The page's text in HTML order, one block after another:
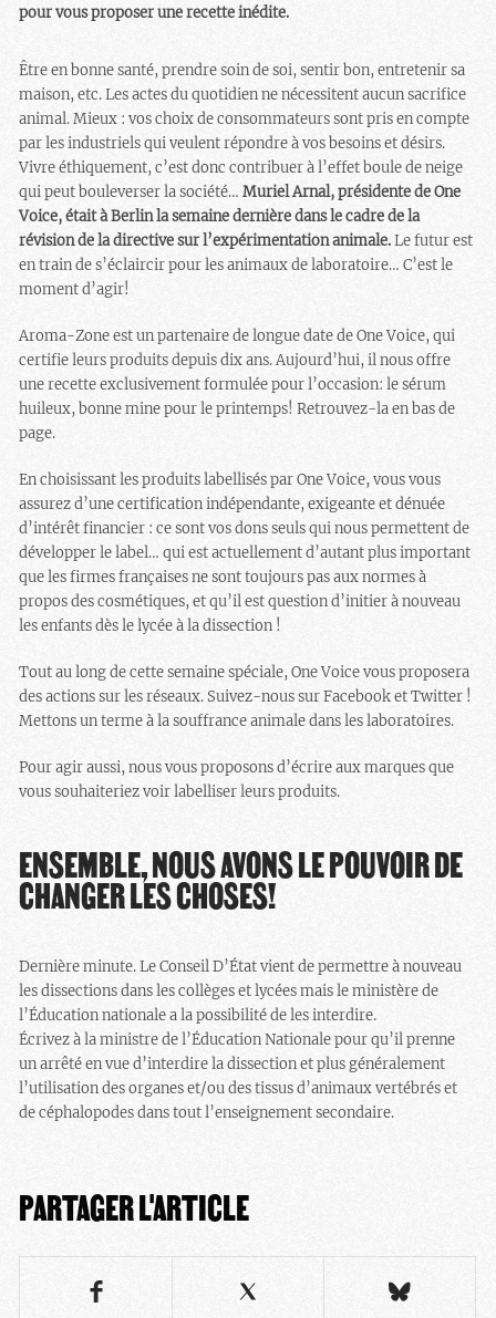
pour vous proposer une recette inédite.
Être en bonne santé, prendre soin de soi, sentir bon, entretenir sa
maison, etc. Les actes du quotidien ne nécessitent aucun sacrifice
animal. Mieux : vos choix de consommateurs sont pris en compte
par les industriels qui veulent répondre à vos besoins et désirs.
Vivre éthiquement, c’est donc contribuer à l’effet boule de neige
qui peut bouleverser la société…Muriel Arnal, présidente de One
Voice, était à Berlin la semaine dernière dans le cadre de la
révision de la directive sur l’expérimentation animale.Le futur est
en train de s’éclaircir pour les animaux de laboratoire… C’est le
moment d’agir!
Aroma-Zone est un partenaire de longue date de One Voice, qui
certifie leurs produits depuis dix ans. Aujourd’hui, il nous offre
une recette exclusivement formulée pour l’occasion: le sérum
huileux, bonne mine pour le printemps! Retrouvez-la en bas de
page.
En choisissant les produits labellisés par One Voice, vous vous
assurez d’une certification indépendante, exigeante et dénuée
d’intérêt financier : ce sont vos dons seuls qui nous permettent de
développer le label… qui est actuellement d’autant plus important
que les firmes françaises ne sont toujours pas aux normes à
propos des cosmétiques, et qu’il est question d’initier à nouveau
les enfants dès le lycée à la dissection !
Tout au long de cette semaine spéciale, One Voice vous proposera
des actions sur les réseaux. Suivez-nous sur Facebook et Twitter !
Mettons un terme à la souffrance animale dans les laboratoires.
Pour agir aussi, nous vous proposons d’écrire aux marques que
vous souhaiteriez voir labelliser leurs produits.
ENSEMBLE, NOUS AVONS LE POUVOIR DE
CHANGER LES CHOSES!
Dernière minute. Le Conseil D’État vient de permettre à nouveau
les dissections dans les collèges et lycées mais le ministère de
l’Éducation nationale a la possibilité de les interdire.
Écrivez à la ministre de l’Éducation Nationale pour qu’il prenne
un arrêté en vue d’interdire la dissection et plus généralement
l’utilisation des organes et/ou des tissus d’animaux vertébrés et
de céphalopodes dans tout l’enseignement secondaire.
PARTAGER L'ARTICLE